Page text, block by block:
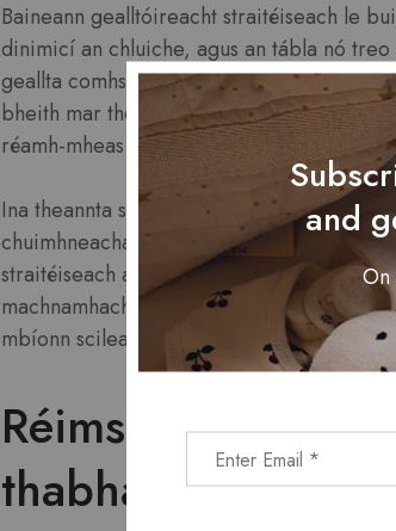
Baineann gealltóireacht straitéiseach le
dinimicí an chluiche, agus an tábla nó
geallta comhsheasmhach rioscaí a
bheith mar thoradh orthu. Ligeann eolas
réamh-mheas agus a pleananna a oiriúnú
Ina theannta sin, aithníonn gamers taithí
chuimhneacháin cearta chun geallta a
straitéiseach an taithí cearrbhachais, ag
machnamhach seachas spleáchas go
mbíonn scileanna agus straitéis ag fás.
Réimse Leathan
thabhairt do do
and
On